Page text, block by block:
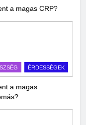
a magas CRP?
ÉRDESSÉGEK
a magas